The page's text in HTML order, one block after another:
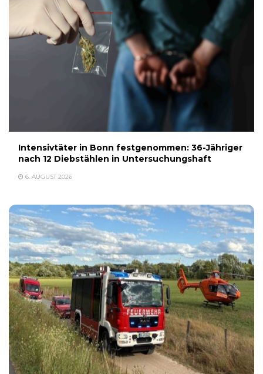
Intensivtäter in Bonn festgenommen: 36-Jähriger
nach 12 Diebstählen in Untersuchungshaft
6. AUGUST 2026